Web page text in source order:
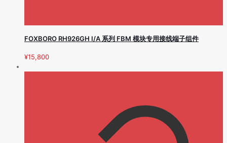
FOXBORO RH926GH I/A 系列 FBM 模块专用接线端子组件
¥15,800